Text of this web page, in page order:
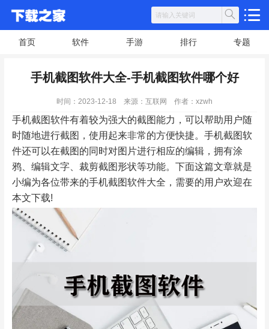
首页 软件 手游 排行 专题
手机截图软件大全-手机截图软件哪个好
时间：2023-12-18 来源：互联网 作者：xzwh
手机截图软件有着较为强大的截图能力，可以帮助用户随
时随地进行截图，使用起来非常的方便快捷。手机截图软
件还可以在截图的同时对图片进行相应的编辑，拥有涂
鸦、编辑文字、裁剪截图形状等功能。下面这篇文章就是
小编为各位带来的手机截图软件大全，需要的用户欢迎在
本文下载!